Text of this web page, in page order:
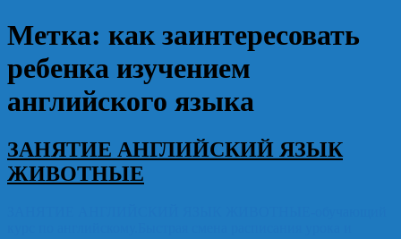
Метка: как заинтересовать
ребенка изучением
английского языка
ЗАНЯТИЕ АНГЛИЙСКИЙ ЯЗЫК
ЖИВОТНЫЕ